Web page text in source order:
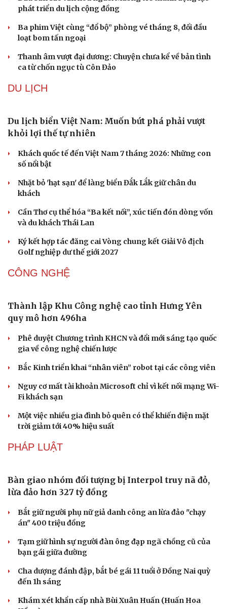
Phòng mạch online
Văn hóa
Văn học
Âm nhạc
Giải trí
Thời trang
an ninh cho đối tượng 1
Bế mạc Vòng Chung kết Hội thao Công an Nhân dân
năm 2026
Tăng cường tuyên truyền, bảo vệ vững chắc biên giới
Việt Nam – Campuchia
Hải quân Mỹ lần đầu tiên huấn luyện UAV cảm tử tại Hàn
VĂN HÓA
chỉ xin lỗi là xong
lòng phố cổ
Đưa bản sắc văn hóa người Mường trở thành động lực
phát triển du lịch cộng đồng
Ba phim Việt cùng “đổ bộ” phòng vé tháng 8, đối đầu
loạt bom tấn ngoại
Thanh âm vượt đại dương: Chuyện chưa kể về bản tình
ca từ chốn ngục tù Côn Đảo
DU LỊCH
Du lịch biển Việt Nam: Muốn bứt phá phải vượt
Khách quốc tế đến Việt Nam 7 tháng 2026: Những con
số nổi bật
Nhặt bỏ 'hạt sạn' để làng biển Đắk Lắk giữ chân du
khách
Cần Thơ cụ thể hóa “Ba kết nối”, xúc tiến đón dòng vốn
và du khách Thái Lan
Ký kết hợp tác đăng cai Vòng chung kết Giải Vô địch
Golf nghiệp dư thế giới 2027
CÔNG NGHỆ